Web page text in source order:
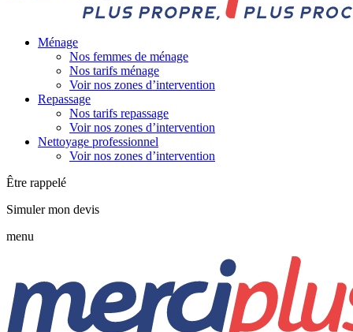
Ménage
Nos femmes de ménage
Nos tarifs ménage
Voir nos zones d’intervention
Repassage
Nos tarifs repassage
Voir nos zones d’intervention
Nettoyage professionnel
Voir nos zones d’intervention
Être rappelé
Simuler mon devis
menu